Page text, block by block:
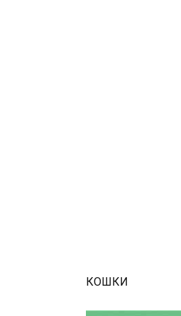
КОШКИ